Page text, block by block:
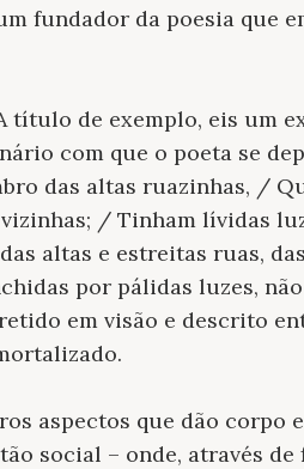
fundador da poesia que
título de exemplo, eis um
com que o poeta se
das altas ruazinhas, /
/ Tinham lívidas
altas e estreitas ruas,
por pálidas luzes,
em visão e descrito
aspectos que dão corpo
social – onde, através